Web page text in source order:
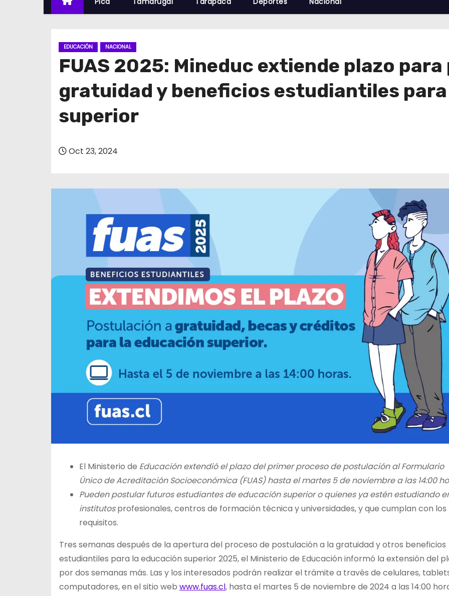
EDUCACIÓN NACIONAL
FUAS 2025: Mineduc extiende plazo
gratuidad y beneficios estudiantiles
superior
Oct 23, 2024
El Ministerio de Educación extendió el plazo del primer proceso de postulación al Formulario
Único de Acreditación Socioeconómica (FUAS) hasta el martes 5 de noviembre a las 14:00
Pueden postular futuros estudiantes de educación superior o quienes ya estén estudiando
institutosprofesionales, centros de formación técnica y universidades, y que cumplan con los
requisitos.
Tres semanas después de la apertura del proceso de postulación a la gratuidad y otros beneficios
estudiantiles para la educación superior 2025, el Ministerio de Educación informó la extensión del
por dos semanas más. Las y los interesados podrán realizar el trámite a través de celulares,
computadores, en el sitio web www.fuas.cl, hasta el martes 5 de noviembre de 2024 a las 14:00